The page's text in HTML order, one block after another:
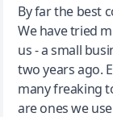
Jeff Wilson
By far the best
By far the best
We have tried
us - a small
two years ago.
many freaking
are ones we